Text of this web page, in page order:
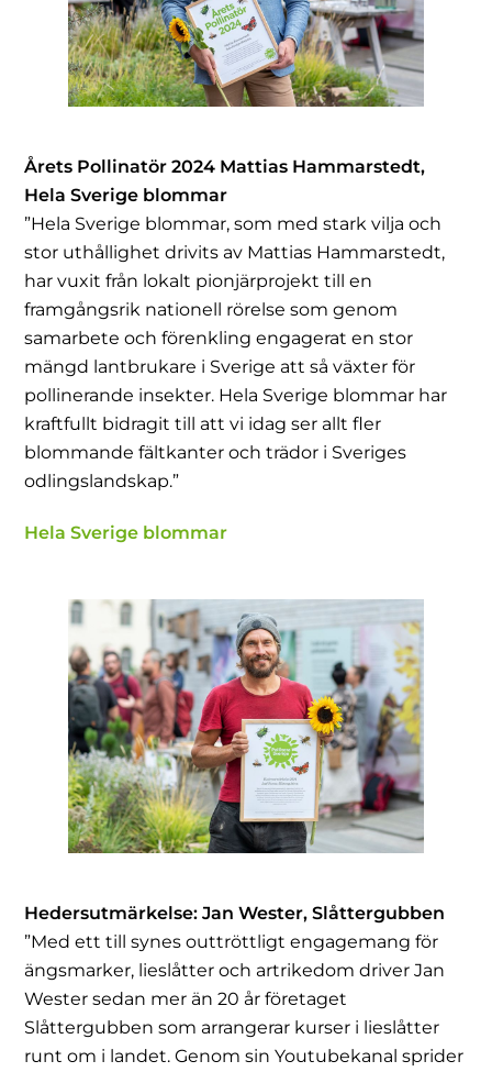
Årets Pollinatör 2024 Mattias Hammarstedt,
Hela Sverige blommar
”Hela Sverige blommar, som med stark vilja och
stor uthållighet drivits av Mattias Hammarstedt,
har vuxit från lokalt pionjärprojekt till en
framgångsrik nationell rörelse som genom
samarbete och förenkling engagerat en stor
mängd lantbrukare i Sverige att så växter för
pollinerande insekter. Hela Sverige blommar har
kraftfullt bidragit till att vi idag ser allt fler
blommande fältkanter och trädor i Sveriges
odlingslandskap.”
Hela Sverige blommar
Hedersutmärkelse:Jan Wester, Slåttergubben
”Med ett till synes outtröttligt engagemang för
ängsmarker, lieslåtter och artrikedom driver Jan
Wester sedan mer än 20 år företaget
Slåttergubben som arrangerar kurser i lieslåtter
runt om i landet. Genom sin Youtubekanal sprider